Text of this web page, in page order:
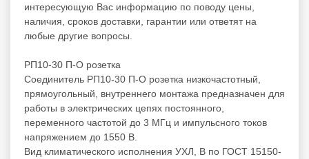
интересующую Вас информацию по поводу цены,
наличия, сроков доставки, гарантии или ответят на
любые другие вопросы.
РП10-30 П-О розетка
Соединитель РП10-30 П-О розетка низкочастотный,
прямоугольный, внутреннего монтажа предназначен для
работы в электрических цепях постоянного,
переменного частотой до 3 МГц и импульсного токов
напряжением до 1550 В.
Вид климатического исполнения УХЛ, В по ГОСТ 15150-